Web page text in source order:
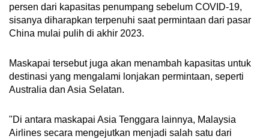
persen dari kapasitas penumpang sebelum COVID-19,
sisanya diharapkan terpenuhi saat permintaan dari pasar
China mulai pulih di akhir 2023.
Maskapai tersebut juga akan menambah kapasitas untuk
destinasi yang mengalami lonjakan permintaan, seperti
Australia dan Asia Selatan.
"Di antara maskapai Asia Tenggara lainnya, Malaysia
Airlines secara mengejutkan menjadi salah satu dari